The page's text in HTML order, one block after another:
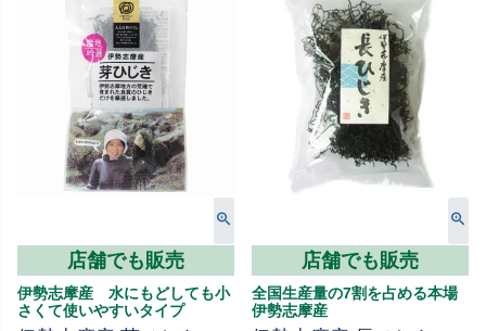
店舗でも販売
伊勢志摩産 水にもどしても小
さくて使いやすいタイプ
店舗でも販売
全国生産量の7割を占める本場
伊勢志摩産